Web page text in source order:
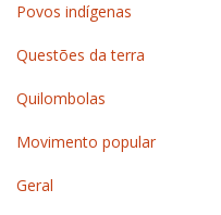
Povos indígenas
Questões da terra
Quilombolas
Movimento popular
Geral